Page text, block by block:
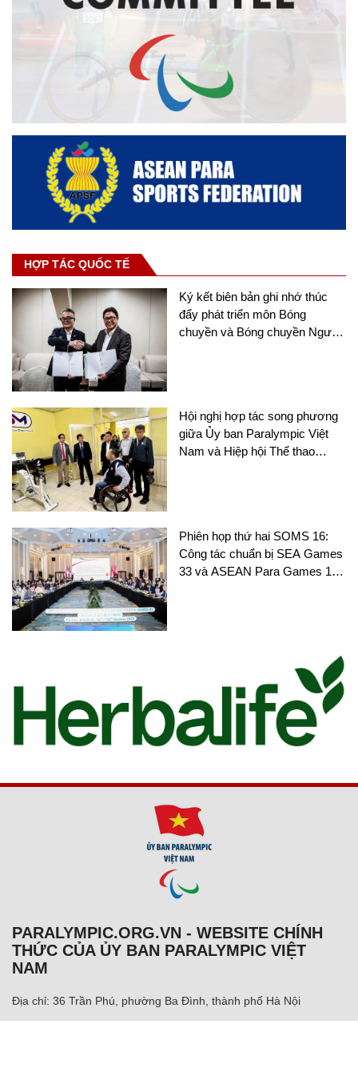
HỢP TÁC QUỐC TẾ
Ký kết biên bản ghi nhớ thúc
đẩy phát triển môn Bóng
chuyền và Bóng chuyền Người
Hội nghị hợp tác song phương
giữa Ủy ban Paralympic Việt
Nam và Hiệp hội Thể thao
Phiên họp thứ hai SOMS 16:
Công tác chuẩn bị SEA Games
33 và ASEAN Para Games 13
PARALYMPIC.ORG.VN - WEBSITE CHÍNH
THỨC CỦA ỦY BAN PARALYMPIC VIỆT
NAM
Địa chỉ: 36 Trần Phú, phường Ba Đình, thành phố Hà Nội